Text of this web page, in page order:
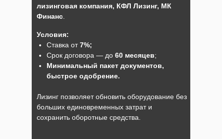
Условия:
Ставка от7%;
Срок договора — до 60 месяцев;
Минимальный пакет документов,
быстрое одобрение.
Лизинг позволяет обновить оборудование без
больших единовременных затрат и
сохранить оборотные средства.
лизинговая компания, КФЛ Лизинг, МК
Финанс